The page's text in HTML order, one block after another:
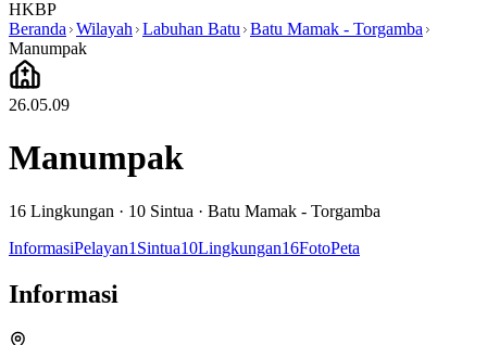
HKBP
Beranda Wilayah Labuhan Batu Batu Mamak - Torgamba
Manumpak
26.05.09
Manumpak
16 Lingkungan · 10 Sintua · Batu Mamak - Torgamba
InformasiPelayan1 Sintua10Lingkungan16FotoPeta
Informasi